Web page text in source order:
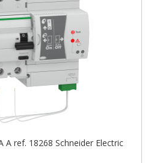
A ref. 18268 Schneider Electric